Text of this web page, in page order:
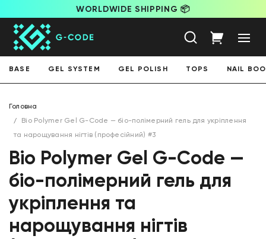
WORLDWIDE SHIPPING 📦
BASE GEL SYSTEM GEL POLISH TOPS NAIL
Головна
Bio Polymer Gel G-Code — біо-полімерний гель для укріплення
та нарощування нігтів (професійний) #3
Bio Polymer Gel G-Code —
біо-полімерний гель для
укріплення та
нарощування нігтів